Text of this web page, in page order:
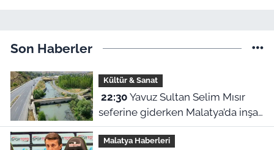
Son Haberler
Kültür & Sanat
22:30Yavuz Sultan Selim Mısır
seferine giderken Malatya’da inşa
edildi: Peki, buranın ismi neden
“Nadir?”
Malatya Haberleri